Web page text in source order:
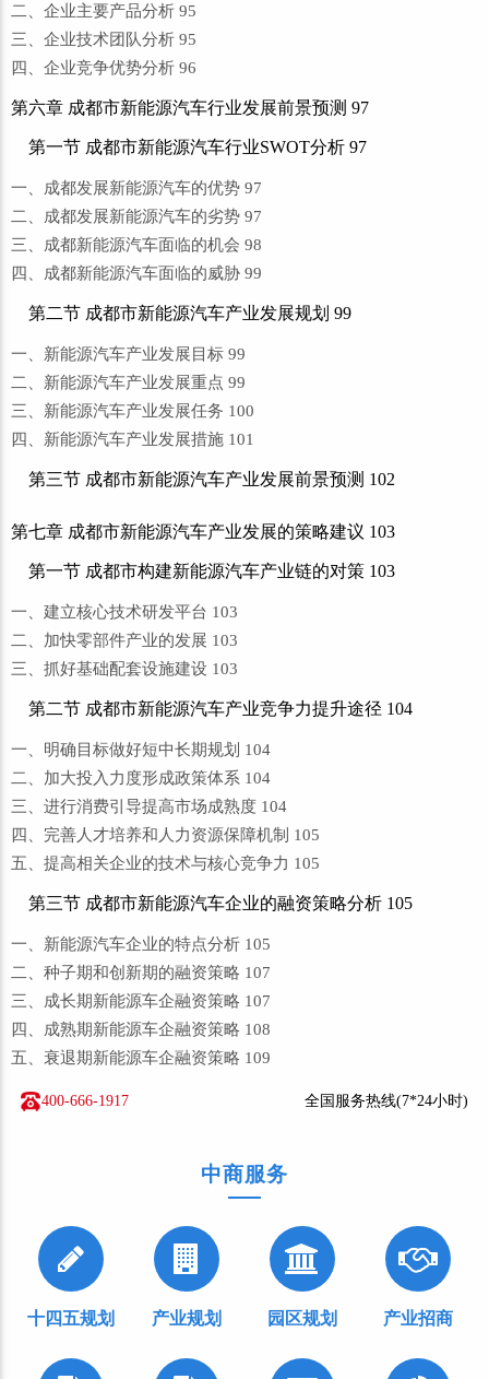
二、企业主要产品分析 95
三、企业技术团队分析 95
四、企业竞争优势分析 96
第六章 成都市新能源汽车行业发展前景预测 97
第一节 成都市新能源汽车行业SWOT分析 97
一、成都发展新能源汽车的优势 97
二、成都发展新能源汽车的劣势 97
三、成都新能源汽车面临的机会 98
四、成都新能源汽车面临的威胁 99
第二节 成都市新能源汽车产业发展规划 99
一、新能源汽车产业发展目标 99
二、新能源汽车产业发展重点 99
三、新能源汽车产业发展任务 100
四、新能源汽车产业发展措施 101
第三节 成都市新能源汽车产业发展前景预测 102
第七章 成都市新能源汽车产业发展的策略建议 103
第一节 成都市构建新能源汽车产业链的对策 103
一、建立核心技术研发平台 103
二、加快零部件产业的发展 103
三、抓好基础配套设施建设 103
第二节 成都市新能源汽车产业竞争力提升途径 104
一、明确目标做好短中长期规划 104
二、加大投入力度形成政策体系 104
三、进行消费引导提高市场成熟度 104
四、完善人才培养和人力资源保障机制 105
五、提高相关企业的技术与核心竞争力 105
第三节 成都市新能源汽车企业的融资策略分析 105
一、新能源汽车企业的特点分析 105
二、种子期和创新期的融资策略 107
三、成长期新能源车企融资策略 107
四、成熟期新能源车企融资策略 108
五、衰退期新能源车企融资策略 109
400-666-1917 全国服务热线(7*24小时)
中商服务
十四五规划 产业规划 园区规划 产业招商